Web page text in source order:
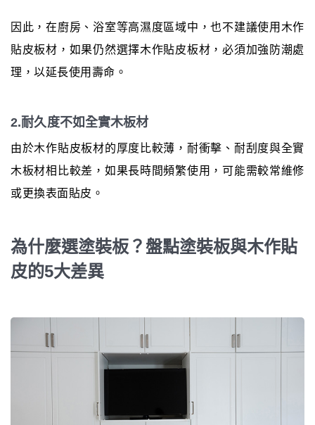
因此，在廚房、浴室等高濕度區域中，也不建議使用木作
貼皮板材，如果仍然選擇木作貼皮板材，必須加強防潮處
理，以延長使用壽命。
2.耐久度不如全實木板材
由於木作貼皮板材的厚度比較薄，耐衝擊、耐刮度與全實
木板材相比較差，如果長時間頻繁使用，可能需較常維修
或更換表面貼皮。
為什麼選塗裝板？盤點塗裝板與木作貼
皮的5大差異